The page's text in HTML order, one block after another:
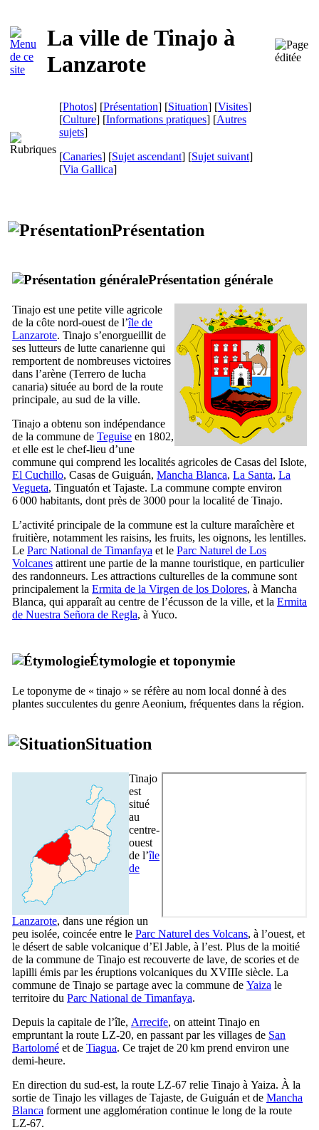
La ville de Tinajo à
Lanzarote
[Photos] [Présentation] [Situation] [Visites]
[Culture] [Informations pratiques] [Autres
sujets]
[Canaries] [Sujet ascendant] [Sujet suivant]
[Via Gallica]
Présentation
Présentation générale
Tinajo est une petite ville agricole
de la côte nord-ouest de l’île de
Lanzarote. Tinajo s’enorgueillit de
ses lutteurs de lutte canarienne qui
remportent de nombreuses victoires
dans l’arène (Terrero de lucha
canaria) située au bord de la route
principale, au sud de la ville.
Tinajo a obtenu son indépendance
de la commune de Teguise en 1802,
et elle est le chef-lieu d’une
commune qui comprend les localités agricoles de Casas del Islote,
El Cuchillo, Casas de Guiguán, Mancha Blanca, La Santa, La
Vegueta, Tinguatón et Tajaste. La commune compte environ
6 000 habitants, dont près de 3000 pour la localité de Tinajo.
L’activité principale de la commune est la culture maraîchère et
fruitière, notamment les raisins, les fruits, les oignons, les lentilles.
Le Parc National de Timanfaya et le Parc Naturel de Los
Volcanes attirent une partie de la manne touristique, en particulier
des randonneurs. Les attractions culturelles de la commune sont
principalement la Ermita de la Virgen de los Dolores, à Mancha
Blanca, qui apparaît au centre de l’écusson de la ville, et la Ermita
de Nuestra Señora de Regla, à Yuco.
Étymologie et toponymie
Le toponyme de « tinajo » se réfère au nom local donné à des
plantes succulentes du genre Aeonium, fréquentes dans la région.
Situation
Tinajo
est
situé
au
centre-
ouest
de l’île
de
Lanzarote, dans une région un
peu isolée, coincée entre le Parc Naturel des Volcans, à l’ouest, et
le désert de sable volcanique d’El Jable, à l’est. Plus de la moitié
de la commune de Tinajo est recouverte de lave, de scories et de
lapilli émis par les éruptions volcaniques du XVIIIe siècle. La
commune de Tinajo se partage avec la commune de Yaiza le
territoire du Parc National de Timanfaya.
Depuis la capitale de l’île, Arrecife, on atteint Tinajo en
empruntant la route LZ-20, en passant par les villages de San
Bartolomé et de Tiagua. Ce trajet de 20 km prend environ une
demi-heure.
En direction du sud-est, la route LZ-67 relie Tinajo à Yaiza. À la
sortie de Tinajo les villages de Tajaste, de Guiguán et de Mancha
Blanca forment une agglomération continue le long de la route
LZ-67.